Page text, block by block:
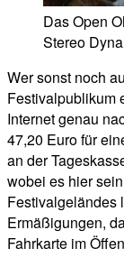
Das Open
Stereo
Wer sonst noch
Festivalpublikum
Internet genau
47,20 Euro für
an der
wobei es hier
Festivalgeländes
Ermäßigungen,
Fahrkarte im